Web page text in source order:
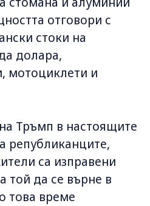
отговори с
стоки на
долара,
мотоциклети и
Тръмп в настоящите
републиканците,
са изправени
той да се върне в
това време